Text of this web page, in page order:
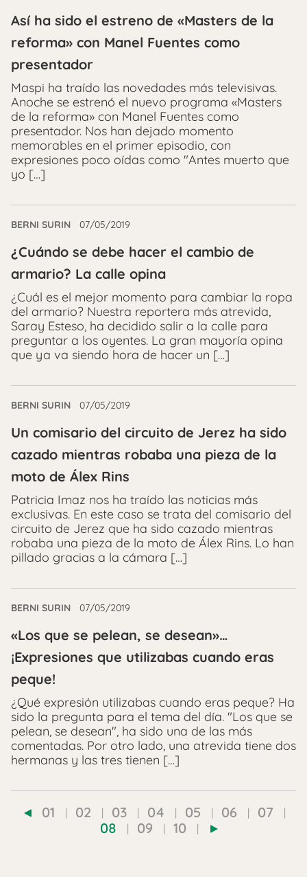
Así ha sido el estreno de «Masters de la
reforma» con Manel Fuentes como
presentador
Maspi ha traído las novedades más televisivas.
Anoche se estrenó el nuevo programa «Masters
de la reforma» con Manel Fuentes como
presentador. Nos han dejado momento
memorables en el primer episodio, con
expresiones poco oídas como "Antes muerto que
yo […]
BERNI SURIN 07/05/2019
¿Cuándo se debe hacer el cambio de
armario? La calle opina
¿Cuál es el mejor momento para cambiar la ropa
del armario? Nuestra reportera más atrevida,
Saray Esteso, ha decidido salir a la calle para
preguntar a los oyentes. La gran mayoría opina
que ya va siendo hora de hacer un […]
BERNI SURIN 07/05/2019
Un comisario del circuito de Jerez ha sido
cazado mientras robaba una pieza de la
moto de Álex Rins
Patricia Imaz nos ha traído las noticias más
exclusivas. En este caso se trata del comisario del
circuito de Jerez que ha sido cazado mientras
robaba una pieza de la moto de Álex Rins. Lo han
pillado gracias a la cámara […]
BERNI SURIN 07/05/2019
«Los que se pelean, se desean»…
¡Expresiones que utilizabas cuando eras
peque!
¿Qué expresión utilizabas cuando eras peque? Ha
sido la pregunta para el tema del día. "Los que se
pelean, se desean", ha sido una de las más
comentadas. Por otro lado, una atrevida tiene dos
hermanas y las tres tienen […]
01 02 03 04 05 06
07
08
09 10